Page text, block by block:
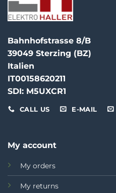
Bahnhofstrasse 8/B
39049 Sterzing (BZ)
Italien
IT00158620211
SDI: M5UXCR1
CALL US E-MAIL
My account
My orders
My returns